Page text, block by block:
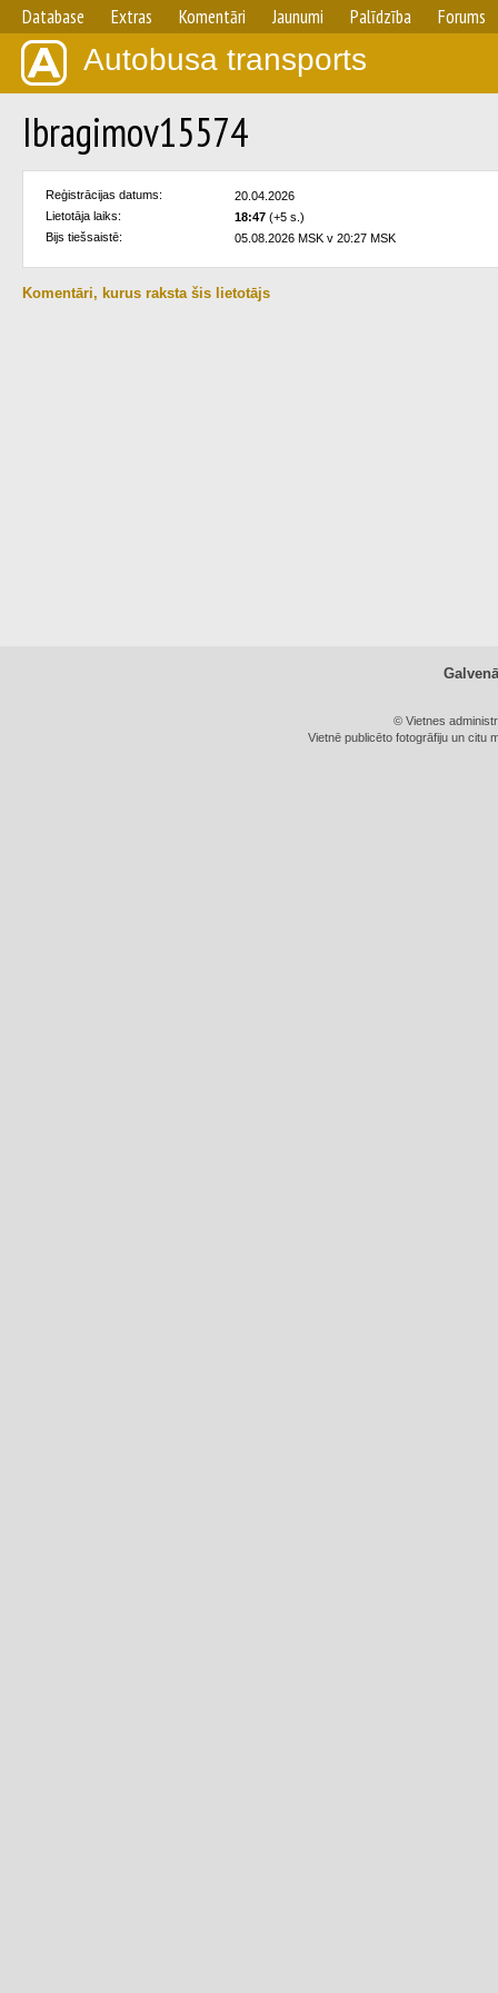
Database Extras Komentāri Jaunumi Palīdzība Forums
Autobusa transports
Ibragimov15574
Reģistrācijas datums:
20.04.2026
Lietotāja laiks:
18:47 (+5 s.)
Bijs tiešsaistē:
05.08.2026 MSK v 20:27 MSK
Komentāri, kurus raksta šis lietotājs
© Vietnes
Vietnē publicēto fotogrāfiju un citu